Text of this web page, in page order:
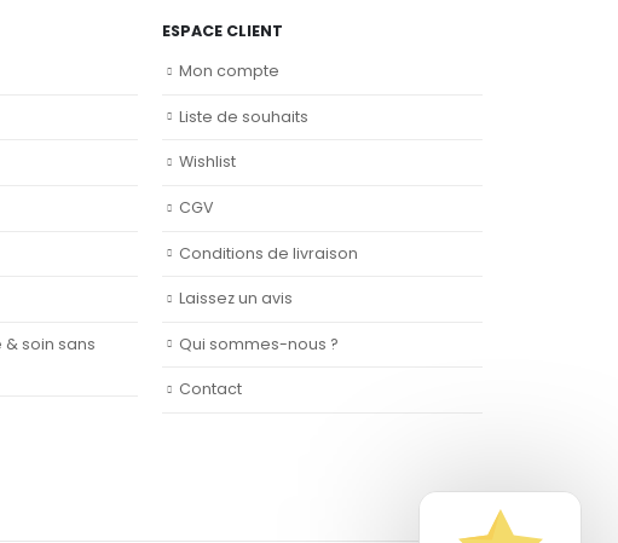
soin sans
ESPACE CLIENT
Mon compte
Liste de souhaits
Wishlist
CGV
Conditions de livraison
Laissez un avis
Qui sommes-nous ?
Contact